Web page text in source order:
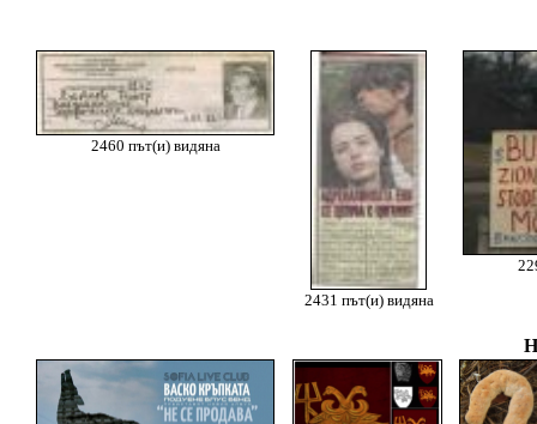
2460 път(и) видяна
2431 път(и) видяна